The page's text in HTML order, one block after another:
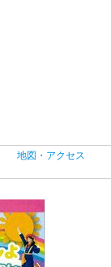
地図・アクセス